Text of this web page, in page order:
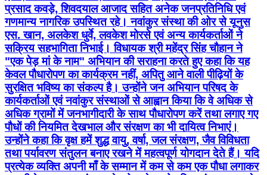
प्रसाद कवड़े, शिवदयाल आजाद सहित अनेक जनप्रतिनिधि एवं
गणमान्य नागरिक उपस्थित रहे। नवांकुर संस्था की ओर से यूनुस
एस. खान, अलकेश धुर्वे, लवकेश मोरसे एवं अन्य कार्यकर्ताओं ने
सक्रिय सहभागिता निभाई। विधायक श्री महेंद्र सिंह चौहान ने
"एक पेड़ मां के नाम" अभियान की सराहना करते हुए कहा कि यह
केवल पौधारोपण का कार्यक्रम नहीं, अपितु आने वाली पीढ़ियों के
सुरक्षित भविष्य का संकल्प है। उन्होंने जन अभियान परिषद के
कार्यकर्ताओं एवं नवांकुर संस्थाओं से आह्वान किया कि वे अधिक से
अधिक ग्रामों में जनभागीदारी के साथ पौधारोपण करें तथा लगाए गए
पौधों की नियमित देखभाल और संरक्षण का भी दायित्व निभाएं।
उन्होंने कहा कि वृक्ष हमें शुद्ध वायु, वर्षा, जल संरक्षण, जैव विविधता
तथा पर्यावरण संतुलन बनाए रखने में महत्वपूर्ण योगदान देते हैं। यदि
प्रत्येक व्यक्ति अपनी माँ के सम्मान में कम से कम एक पौधा लगाकर